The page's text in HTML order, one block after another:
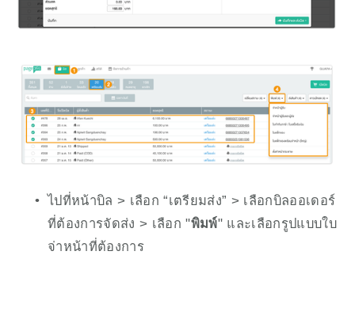
ไปที่หน้าบิล > เลือก “เตรียมส่ง” > เลือกบิลออเดอร์
ที่ต้องการจัดส่ง > เลือก "พิมพ์" และเลือกรูปแบบใบ
จ่าหน้าที่ต้องการ